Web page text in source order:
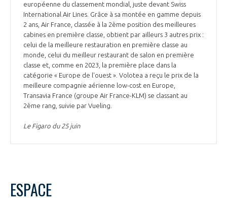
européenne du classement mondial, juste devant Swiss
International Air Lines. Grâce à sa montée en gamme depuis
2 ans, Air France, classée à la 2ème position des meilleures
cabines en première classe, obtient par ailleurs 3 autres prix :
celui de la meilleure restauration en première classe au
monde, celui du meilleur restaurant de salon en première
classe et, comme en 2023, la première place dans la
catégorie « Europe de l'ouest ». Volotea a reçu le prix de la
meilleure compagnie aérienne low-cost en Europe,
Transavia France (groupe Air France-KLM) se classant au
2ème rang, suivie par Vueling.
Le Figaro du 25 juin
ESPACE